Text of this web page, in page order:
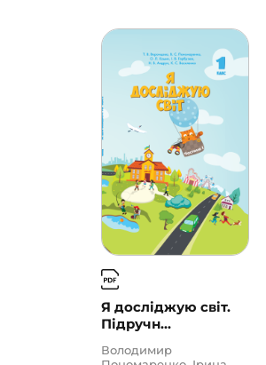
Я досліджую світ.
Підручн...
Володимир